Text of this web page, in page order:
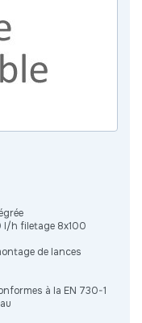
l/h filetage 8x100
de lances
à la EN 730-1